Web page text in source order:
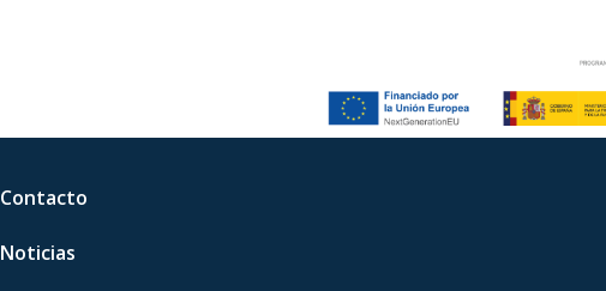
Contacto
Noticias